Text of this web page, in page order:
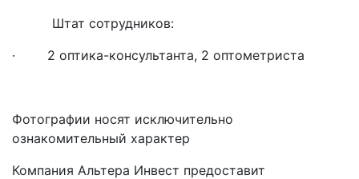
Штат сотрудников:
· 2 оптика-консультанта, 2 оптометриста
Фотографии носят исключительно
ознакомительный характер
Компания Альтера Инвест предоставит